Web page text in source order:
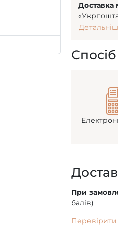
Доставка
При
балів)
Перевірити